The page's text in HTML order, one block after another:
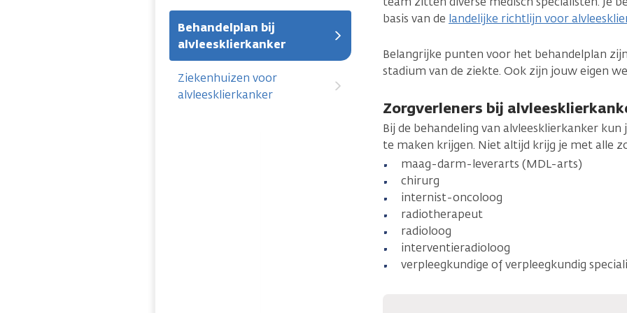
Behandelplan bij
alvleesklierkanker
Ziekenhuizen voor
alvleesklierkanker
basis van de landelijke richtlijn voor
Belangrijke punten voor het behandelplan
stadium van de ziekte. Ook zijn jouw eigen
Zorgverleners bij
Bij de behandeling van alvleesklierkanker
te maken krijgen. Niet altijd krijg je met alle
maag-darm-leverarts (MDL-arts)
chirurg
internist-oncoloog
radiotherapeut
radioloog
interventieradioloog
verpleegkundige of verpleegkundig